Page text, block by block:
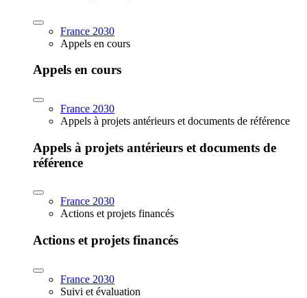
France 2030
Appels en cours
Appels en cours
France 2030
Appels à projets antérieurs et documents de référence
Appels à projets antérieurs et documents de
référence
France 2030
Actions et projets financés
Actions et projets financés
France 2030
Suivi et évaluation